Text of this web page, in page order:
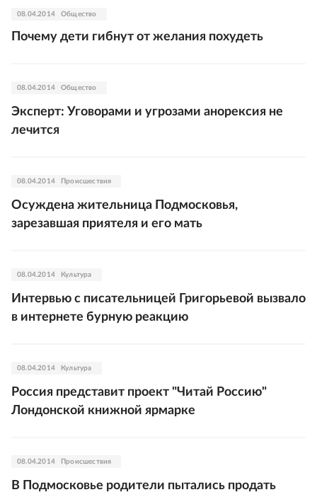
08.04.2014 Общество
Почему дети гибнут от желания похудеть
08.04.2014 Общество
Эксперт: Уговорами и угрозами анорексия не
лечится
08.04.2014 Происшествия
Осуждена жительница Подмосковья,
зарезавшая приятеля и его мать
08.04.2014 Культура
Интервью с писательницей Григорьевой вызвало
в интернете бурную реакцию
08.04.2014 Культура
Россия представит проект "Читай Россию"
Лондонской книжной ярмарке
08.04.2014 Происшествия
В Подмосковье родители пытались продать